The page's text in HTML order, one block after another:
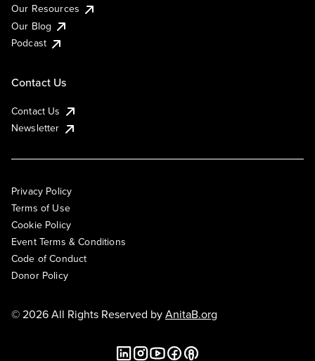
Our Resources
Our Blog
Podcast
Contact Us
Contact Us
Newsletter
Privacy Policy
Terms of Use
Cookie Policy
Event Terms & Conditions
Code of Conduct
Donor Policy
© 2026 All Rights Reserved byAnitaB.org